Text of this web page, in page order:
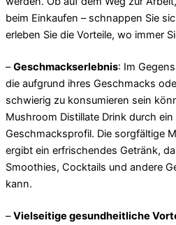
beim Einkaufen – schnappen Sie
erleben Sie die Vorteile, wo immer
–Geschmackserlebnis: Im
die aufgrund ihres Geschmacks
schwierig zu konsumieren sein
Mushroom Distillate Drink durch
Geschmacksprofil. Die sorgfältige
ergibt ein erfrischendes Getränk,
Smoothies, Cocktails und andere
kann.
–Vielseitige gesundheitliche